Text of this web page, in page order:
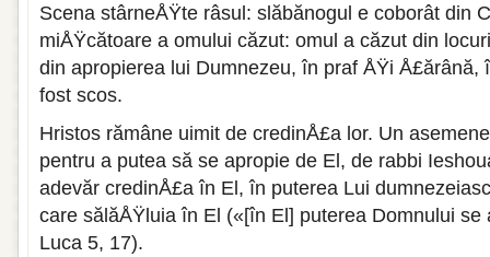
Scena stârneÅŸte râsul: slăbănogul e coborât din
miÅŸcătoare a omului căzut: omul a căzut din
din apropierea lui Dumnezeu, în praf ÅŸi Å£ărână,
fost scos.
Hristos rămâne uimit de credinÅ£a lor. Un
pentru a putea să se apropie de El, de rabbi
adevăr credinÅ£a în El, în puterea Lui
care sălăÅŸluia în El («[în El] puterea Domnului se
Luca 5, 17).